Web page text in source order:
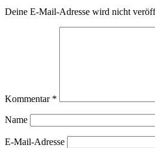
Deine E-Mail-Adresse wird nicht
Kommentar *
Name
E-Mail-Adresse